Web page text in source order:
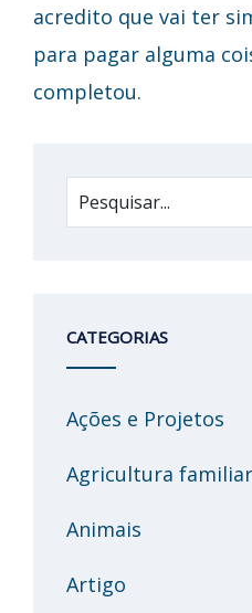
acredito que vai ter
para pagar alguma
completou.
CATEGORIAS
Ações e Projetos
Agricultura familiar
Animais
Artigo